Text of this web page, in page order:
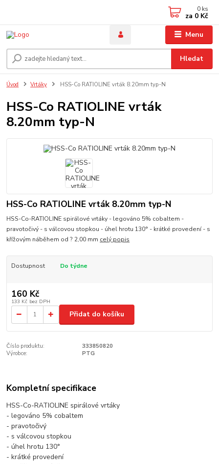
Menu
Hledat
0 ks
za 0 Kč
Úvod Vrtáky HSS-Co RATIOLINE vrták 8.20mm typ-N
HSS-Co RATIOLINE vrták
8.20mm typ-N
HSS-Co RATIOLINE vrták 8.20mm typ-N
HSS-Co-RATIOLINE spirálové vrtáky - legováno 5% cobaltem -
pravotočivý - s válcovou stopkou - úhel hrotu 130° - krátké provedení - s
křížovým náběhem od ? 2,00 mm celý popis
Dostupnost Do týdne
160 Kč
133 Kč bez DPH
Přidat do košíku
Číslo produktu:
333850820
Výrobce:
PTG
Kompletní specifikace
HSS-Co-RATIOLINE spirálové vrtáky
- legováno 5% cobaltem
- pravotočivý
- s válcovou stopkou
- úhel hrotu 130°
- krátké provedení